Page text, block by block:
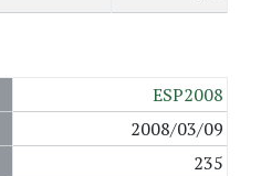
ESP2008
2008/03/09
235